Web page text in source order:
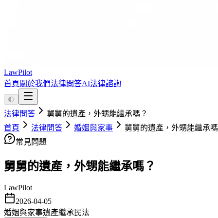
LawPilot
首頁 關於我們法律問答AI法律諮詢
🌓
法律問答
舅舅的遺產，外甥能繼承嗎？
首頁
法律問答 婚姻與家事
舅舅的遺產，外甥能繼承
常見問題
舅舅的遺產，外甥能繼承嗎？
LawPilot
2026-04-05
婚姻與家事遺產繼承 民法